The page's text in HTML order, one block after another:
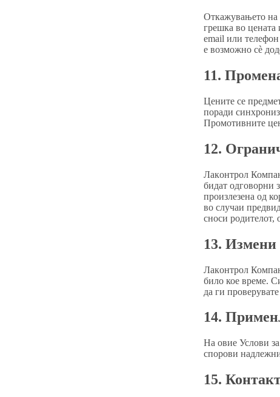
Откажувањето на
грешка во цената
email или
е возможно сè
11.
Цените се
поради
Промотивните
12.
Лакoнтрол
бидат одговорни
произлезена од
во случаи
сноси родителот,
13. Измени
Лакoнтрол
било кое време.
да ги
14.
На овие Услови
спорови
15.